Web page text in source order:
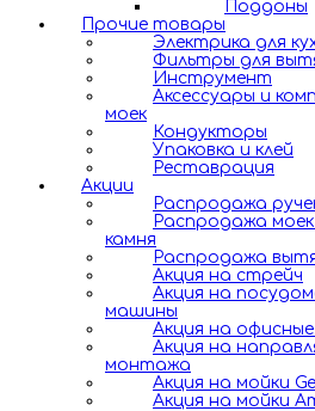
Поддоны
Прочие товары
Электрика для
Фильтры для
Инструмент
Аксессуары и
моек
Кондукторы
Упаковка и клей
Реставрация
Акции
Распродажа
Распродажа моек
камня
Распродажа
Акция на стрейч
Акция на
машины
Акция на
Акция на
монтажа
Акция на мойки
Акция на мойки